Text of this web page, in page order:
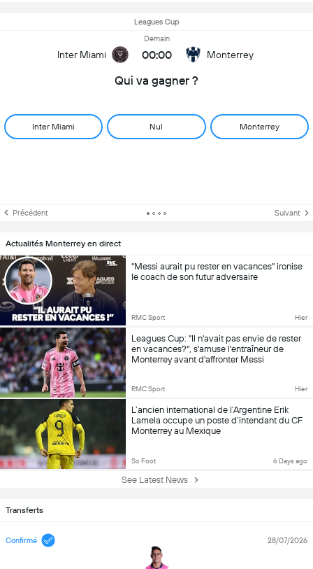
Leagues Cup
Inter Miami
Demain
00:00 Monterrey
Qui va gagner ?
Inter Miami Nul Monterrey
Précédent Suivant
Actualités Monterrey en direct
"Messi aurait pu rester en vacances" ironise
le coach de son futur adversaire
RMC Sport Hier
Leagues Cup: "Il n'avait pas envie de rester
en vacances?", s'amuse l'entraîneur de
Monterrey avant d'affronter Messi
RMC Sport Hier
L’ancien international de l’Argentine Erik
Lamela occupe un poste d’intendant du CF
Monterrey au Mexique
So Foot 6 Days ago
See Latest News
Transferts
Confirmé 28/07/2026